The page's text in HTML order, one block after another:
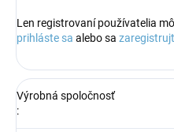
Len registrovaní používatelia
prihláste sa alebo sa
Výrobná spoločnosť
: